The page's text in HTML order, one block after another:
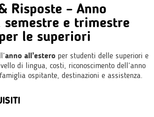
Risposte – Anno
semestre e trimestre
le superiori
anno all’estero per studenti delle superiori e
di lingua, costi, riconoscimento dell’anno
ospitante, destinazioni e assistenza.